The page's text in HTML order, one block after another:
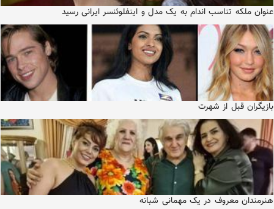
عنوان ملکه تناسب اندام به یک مدل و اینفلوئنسر ایرانی رسید
بازيگران قبل از شهرت
هنرمندان معروف در یک مهمانی شبانه